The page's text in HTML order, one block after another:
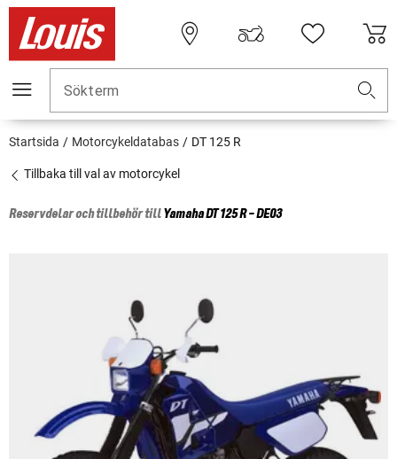
Sökterm
Startsida Motorcykeldatabas DT 125 R
Tillbaka till val av motorcykel
Reservdelar och tillbehör tillYamahaDT 125 R - DE03